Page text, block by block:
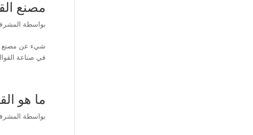
مصنع
بواسطة
شيء عن مصنع
في صناعة
ما هو
بواسطة